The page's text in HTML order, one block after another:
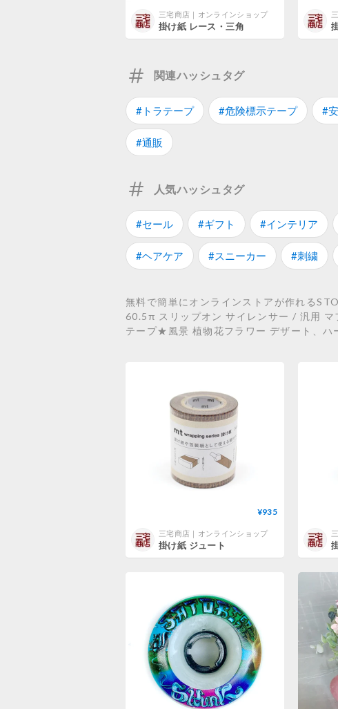
三宅商店｜オンラインショップ
掛け紙 レース・三角
関連ハッシュタグ
#トラテープ #危険標示テープ #
#通販
人気ハッシュタグ
#セール #ギフト #インテリア
#ヘアケア #スニーカー #刺繍
無料で簡単にオンラインストアが作れる
60.5π スリップオン サイレンサー / 汎用
テープ★風景 植物花フラワー デザート、ハ
¥935
三宅商店｜オンラインショップ
掛け紙 ジュート